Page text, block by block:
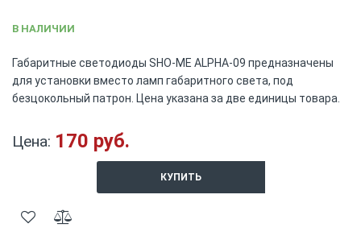
to
beginning
of
the
gallery
В НАЛИЧИИ
Габаритные светодиоды SHO-ME ALPHA-09 предназначены
для установки вместо ламп габаритного света, под
безцокольный патрон. Цена указана за две единицы товара.
Цена: 170 руб.
КУПИТЬ